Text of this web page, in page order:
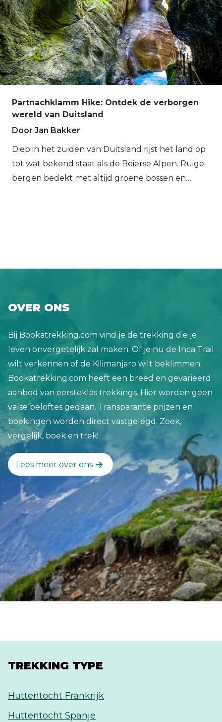
winter is de Eifel misschien wel het best.
regio leiden. Of je nu een top wilt bedwingen of
rustig door groene valleien wilt wandelen, de
Beierse Alpen bieden voor elke avonturier wat
wils. En ja, dat biertje aan het eind van de dag?
Die smaakt hier extra goed. Hier zijn drie van
onze favoriete huttentochten::
Partnachklamm Hike: Ontdek de verborgen
wereld van Duitsland
Door Jan Bakker
Diep in het zuiden van Duitsland rijst het land op
tot wat bekend staat als de Beierse Alpen. Ruige
bergen bedekt met altijd groene bossen en
enorme kloof is ontstaan in de groene uitlopers
natuurjuweeltje, met indrukwekkende verticale
wanden en een donderende rivier die er
doorheen snijdt. Het goede nieuws is dat je door
de kloof kunt wandelen. De wandelroute over de
Partnachklamm is een geweldig dagje uit, of als je
meer wilt, een perfecte start voor een 2-daagse
trektocht die we de Partnachklamm Explorer's
Hike noemen.
OVER ONS
Bij Bookatrekking.com vind je de trekking die je
leven onvergetelijk zal maken. Of je nu de Inca Trail
wilt verkennen of de Kilimanjaro wilt beklimmen.
Bookatrekking.com heeft een breed en gevarieerd
aanbod van eersteklas trekkings. Hier worden geen
valse beloftes gedaan. Transparante prijzen en
boekingen worden direct vastgelegd. Zoek,
vergelijk, boek en trek!
Lees meer over ons
TREKKING TYPE
Huttentocht Frankrijk
Huttentocht Spanje